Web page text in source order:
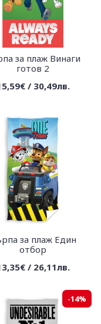
за плаж Винаги
готов 2
/ 30,49лв.
за плаж Един
отбор
/ 26,11лв.
-14%